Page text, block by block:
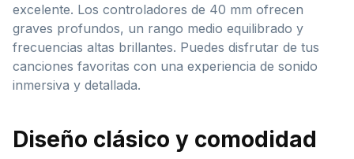
excelente. Los controladores de 40 mm ofrecen
graves profundos, un rango medio equilibrado y
frecuencias altas brillantes. Puedes disfrutar de tus
canciones favoritas con una experiencia de sonido
inmersiva y detallada.
Diseño clásico y comodidad